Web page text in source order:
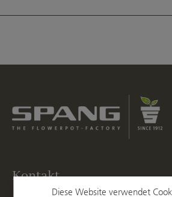
Kontakt
Diese Website verwendet